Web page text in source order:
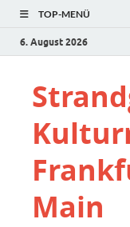
TOP-MENÜ
6. August 2026
Main